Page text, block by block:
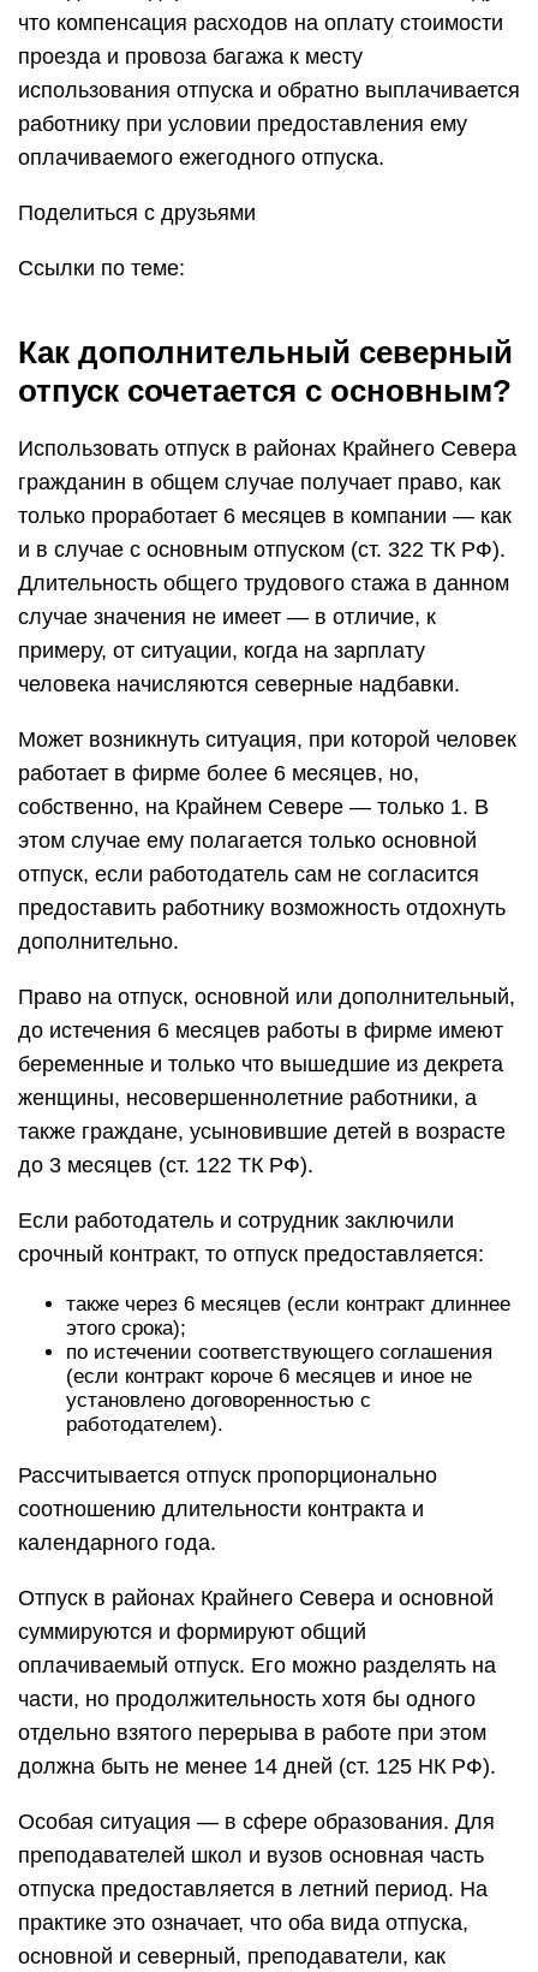
что компенсация расходов на оплату стоимости
проезда и провоза багажа к месту
использования отпуска и обратно выплачивается
работнику при условии предоставления ему
оплачиваемого ежегодного отпуска.
Поделиться с друзьями
Ссылки по теме:
Как дополнительный северный
отпуск сочетается с основным?
Использовать отпуск в районах Крайнего Севера
гражданин в общем случае получает право, как
только проработает 6 месяцев в компании — как
и в случае с основным отпуском (ст. 322 ТК РФ).
Длительность общего трудового стажа в данном
случае значения не имеет — в отличие, к
примеру, от ситуации, когда на зарплату
человека начисляются северные надбавки.
Может возникнуть ситуация, при которой человек
работает в фирме более 6 месяцев, но,
собственно, на Крайнем Севере — только 1. В
этом случае ему полагается только основной
отпуск, если работодатель сам не согласится
предоставить работнику возможность отдохнуть
дополнительно.
Право на отпуск, основной или дополнительный,
до истечения 6 месяцев работы в фирме имеют
беременные и только что вышедшие из декрета
женщины, несовершеннолетние работники, а
также граждане, усыновившие детей в возрасте
до 3 месяцев (ст. 122 ТК РФ).
Если работодатель и сотрудник заключили
срочный контракт, то отпуск предоставляется:
также через 6 месяцев (если контракт длиннее
этого срока);
по истечении соответствующего соглашения
(если контракт короче 6 месяцев и иное не
установлено договоренностью с
работодателем).
Рассчитывается отпуск пропорционально
соотношению длительности контракта и
календарного года.
Отпуск в районах Крайнего Севера и основной
суммируются и формируют общий
оплачиваемый отпуск. Его можно разделять на
части, но продолжительность хотя бы одного
отдельно взятого перерыва в работе при этом
должна быть не менее 14 дней (ст. 125 НК РФ).
Особая ситуация — в сфере образования. Для
преподавателей школ и вузов основная часть
отпуска предоставляется в летний период. На
практике это означает, что оба вида отпуска,
основной и северный, преподаватели, как